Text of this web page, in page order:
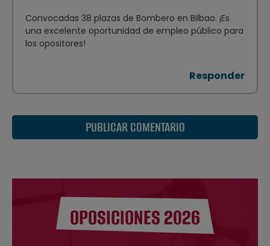
Convocadas 38 plazas de Bombero en Bilbao. ¡Es
una excelente oportunidad de empleo público para
los opositores!
Responder
PUBLICAR COMENTARIO
OPOSICIONES 2026